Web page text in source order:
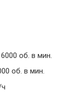
об. в мин.
об. в мин.